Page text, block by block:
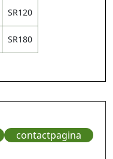
SR120
SR180
contactpagina